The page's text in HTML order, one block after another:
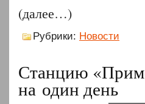
(далее…)
Рубрики: Новости
Станцию
на один день